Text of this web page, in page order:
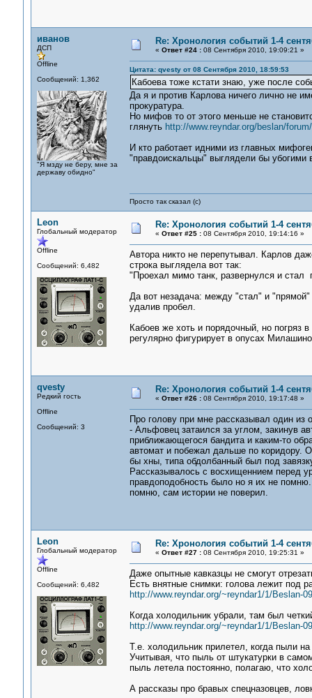
иванов
ДСП
Offline
Сообщений: 1,362
"Я мзду не беру, мне за
державу обидно"
Re: Хронология событий 1-4
« Ответ #24 :08 Сентября 2010, 19:09:21 »
Цитата: qvesty от 08 Сентября 2010, 18:59:53
Кабоева тоже кстати знаю, уже после
Да я и против Карлова ничего лично не
прокуратура.
Но мифов то от этого меньше не
глянуть http://www.reyndar.org/beslan/
И кто работает идними из главных
"правдоискальцы" выглядели бы убогими
Просто так сказал (с)
Leon
Глобальный модератор
Offline
Сообщений: 6,482
Re: Хронология событий 1-4
« Ответ #25 :08 Сентября 2010, 19:14:16 »
Автора никто не перепутывал. Карлов
строка выглядела вот так:
"Проехал мимо танк, развернулся и стал
Да вот незадача: между "стал" и
удалив пробел.
Кабоев же хоть и порядочный, но погряз
регулярно фигурирует в опусах
qvesty
Редкий гость
Offline
Сообщений: 3
Re: Хронология событий 1-4
« Ответ #26 :08 Сентября 2010, 19:17:48 »
Про голову при мне рассказывал один из
- Альфовец затаился за углом, закинув
приближающегося бандита и каким-то
автомат и побежал дальше по коридору.
бы хны, типа обдолбанный был под
Рассказывалось с восхищеннием перед
правдоподобность было но я их не
помню, сам истории не поверил.
Leon
Глобальный модератор
Offline
Сообщений: 6,482
Re: Хронология событий 1-4
« Ответ #27 :08 Сентября 2010, 19:25:31 »
Даже опытные кавказцы не смогут
Есть внятные снимки: голова лежит под
http://www.reyndar.org/~reyndar1/1/Beslan-
Когда холодильник убрали, там был
http://www.reyndar.org/~reyndar1/1/Beslan-
Т.е. холодильник прилетел, когда пыли
Учитывая, что пыль от штукатурки в
пыль летела постоянно, полагаю, что
А рассказы про бравых спецназовцев,